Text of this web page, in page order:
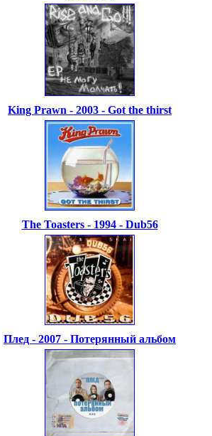
King Prawn - 2003 - Got the thirst
The Toasters - 1994 - Dub56
Плед - 2007 - Потерянный альбом